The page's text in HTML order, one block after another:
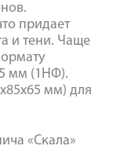
придает
и тени. Чаще
мм (1НФ).
мм) для
«Скала»